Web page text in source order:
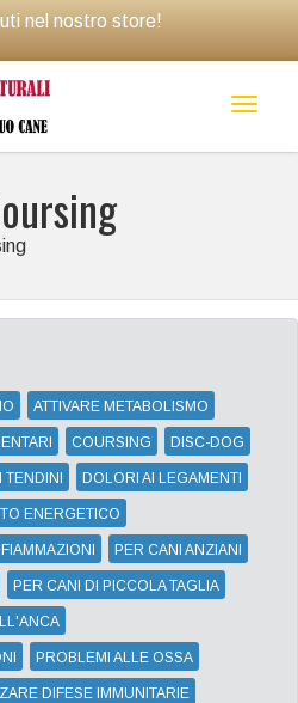
nel nostro store!
ATTIVARE METABOLISMO
COURSING DISC-DOG
DOLORI AI LEGAMENTI
ENERGETICO
PER CANI ANZIANI
PER CANI DI PICCOLA TAGLIA
PROBLEMI ALLE OSSA
DIFESE IMMUNITARIE